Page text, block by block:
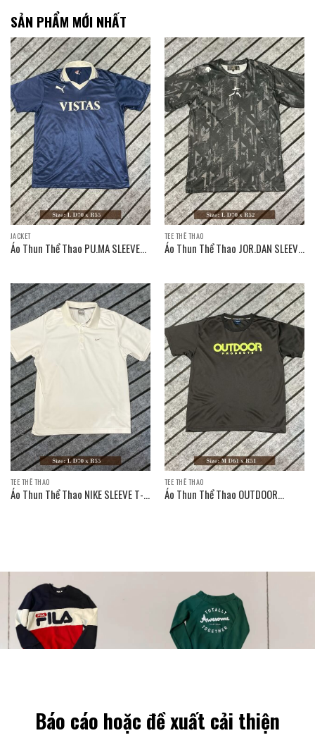
SẢN PHẨM MỚI NHẤT
JACKET
Áo Thun Thể Thao PU.MA SLEEVE
TEE THỂ THAO
Áo Thun Thể Thao JOR.DAN SLEEVE
TEE THỂ THAO
Áo Thun Thể Thao NIKE SLEEVE T-
TEE THỂ THAO
Áo Thun Thể Thao OUTDOOR
Báo cáo hoặc đề xuất cải thiện